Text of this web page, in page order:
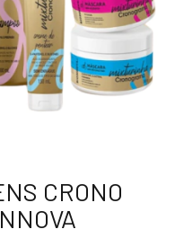
CRONO